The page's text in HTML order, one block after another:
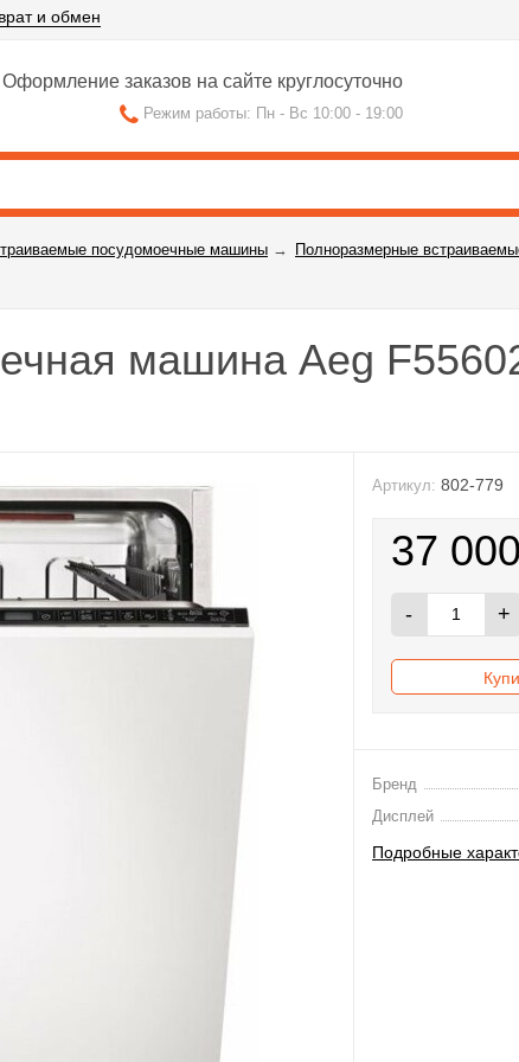
и обмен
Оформление заказов на сайте круглосуточно
Режим работы: Пн - Вс 10:00 - 19:00
посудомоечные машины → Полноразмерные
машина Aeg
Артикул: 802-779
37
- +
Бренд
Дисплей
Подробные